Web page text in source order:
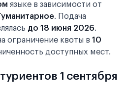
языке в зависимости от
. Подача
до 18 июня 2026.
ограничение квоты в 10
доступных мест.
1 сентября